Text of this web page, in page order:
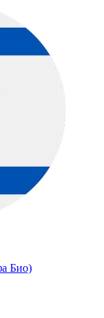
Био)